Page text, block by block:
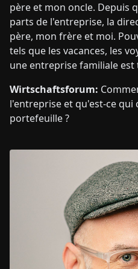
père et mon oncle. Depuis
parts de l'entreprise, la
père, mon frère et moi.
tels que les vacances, les
une entreprise familiale
Wirtschaftsforum:
l'entreprise et qu'est-ce
portefeuille ?